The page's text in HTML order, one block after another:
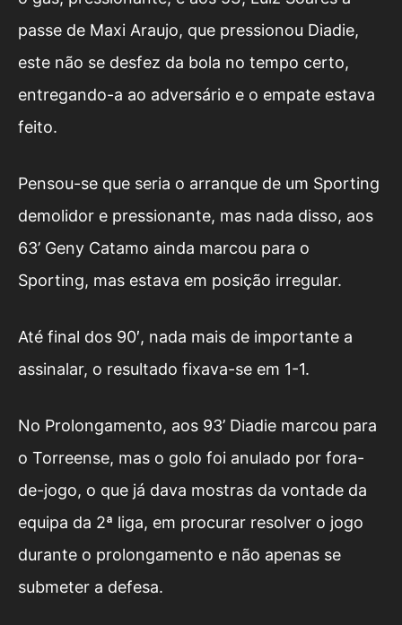
passe de Maxi Araujo, que pressionou Diadie,
este não se desfez da bola no tempo certo,
entregando-a ao adversário e o empate estava
feito.
Pensou-se que seria o arranque de um Sporting
demolidor e pressionante, mas nada disso, aos
63’ Geny Catamo ainda marcou para o
Sporting, mas estava em posição irregular.
Até final dos 90′, nada mais de importante a
assinalar, o resultado fixava-se em 1-1.
No Prolongamento, aos 93’ Diadie marcou para
o Torreense, mas o golo foi anulado por fora-
de-jogo, o que já dava mostras da vontade da
equipa da 2ª liga, em procurar resolver o jogo
durante o prolongamento e não apenas se
submeter a defesa.